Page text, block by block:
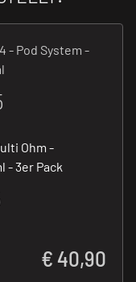
- Pod System -
Ohm -
- 3er Pack
€40,90